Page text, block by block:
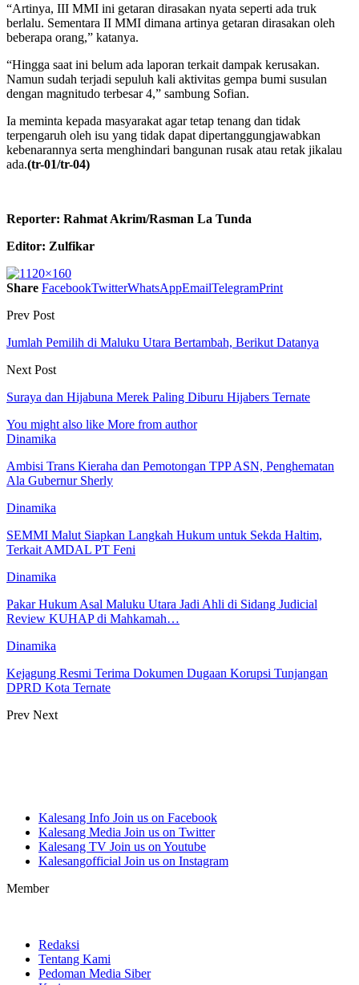
“Artinya, III MMI ini getaran dirasakan nyata seperti ada truk
berlalu. Sementara II MMI dimana artinya getaran dirasakan oleh
beberapa orang,” katanya.
“Hingga saat ini belum ada laporan terkait dampak kerusakan.
Namun sudah terjadi sepuluh kali aktivitas gempa bumi susulan
dengan magnitudo terbesar 4,” sambung Sofian.
Ia meminta kepada masyarakat agar tetap tenang dan tidak
terpengaruh oleh isu yang tidak dapat dipertanggungjawabkan
kebenarannya serta menghindari bangunan rusak atau retak jikalau
ada.(tr-01/tr-04)
Reporter: Rahmat Akrim/Rasman La Tunda
Editor: Zulfikar
Share FacebookTwitterWhatsAppEmailTelegramPrint
Prev Post
Jumlah Pemilih di Maluku Utara Bertambah, Berikut Datanya
Next Post
Suraya dan Hijabuna Merek Paling Diburu Hijabers Ternate
You might also like More from author
Dinamika
Ambisi Trans Kieraha dan Pemotongan TPP ASN, Penghematan
Ala Gubernur Sherly
Dinamika
SEMMI Malut Siapkan Langkah Hukum untuk Sekda Haltim,
Terkait AMDAL PT Feni
Dinamika
Pakar Hukum Asal Maluku Utara Jadi Ahli di Sidang Judicial
Review KUHAP di Mahkamah…
Dinamika
Kejagung Resmi Terima Dokumen Dugaan Korupsi Tunjangan
DPRD Kota Ternate
Prev Next
Kalesang Info Join us on Facebook
Kalesang Media Join us on Twitter
Kalesang TV Join us on Youtube
Kalesangofficial Join us on Instagram
Member
Redaksi
Tentang Kami
Pedoman Media Siber